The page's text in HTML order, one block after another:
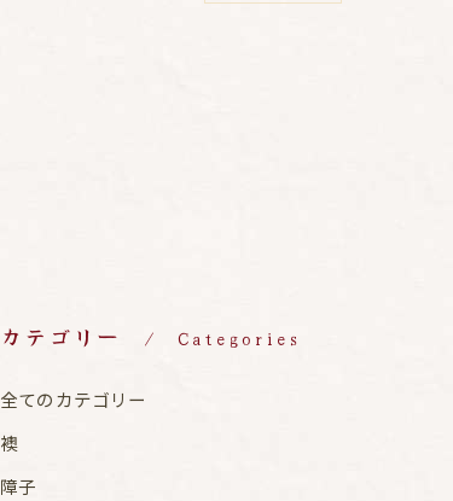
カテゴリー Categories
全てのカテゴリー
襖
障子